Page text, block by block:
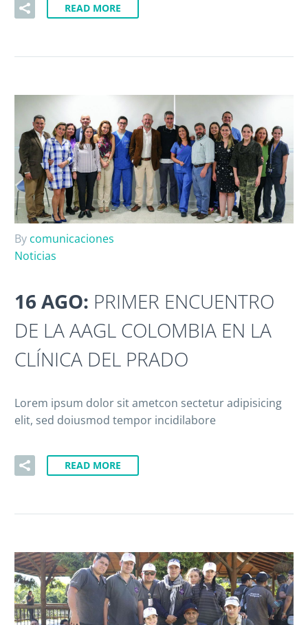
READ MORE
By comunicaciones
Noticias
16 AGO: PRIMER ENCUENTRO
DE LA AAGL COLOMBIA EN LA
CLÍNICA DEL PRADO
Lorem ipsum dolor sit ametcon sectetur adipisicing
elit, sed doiusmod tempor incidilabore
READ MORE